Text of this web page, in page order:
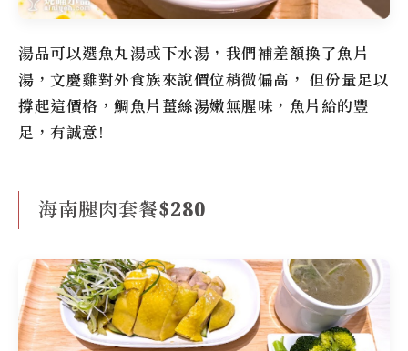
湯品可以選魚丸湯或下水湯，我們補差額換了魚片
湯， 文慶雞對外食族來說價位稍微偏高， 但份量足以
撐起這價格，鯛魚片薑絲湯嫩無腥味，魚片給的豐
足，有誠意!
海南腿肉套餐$280